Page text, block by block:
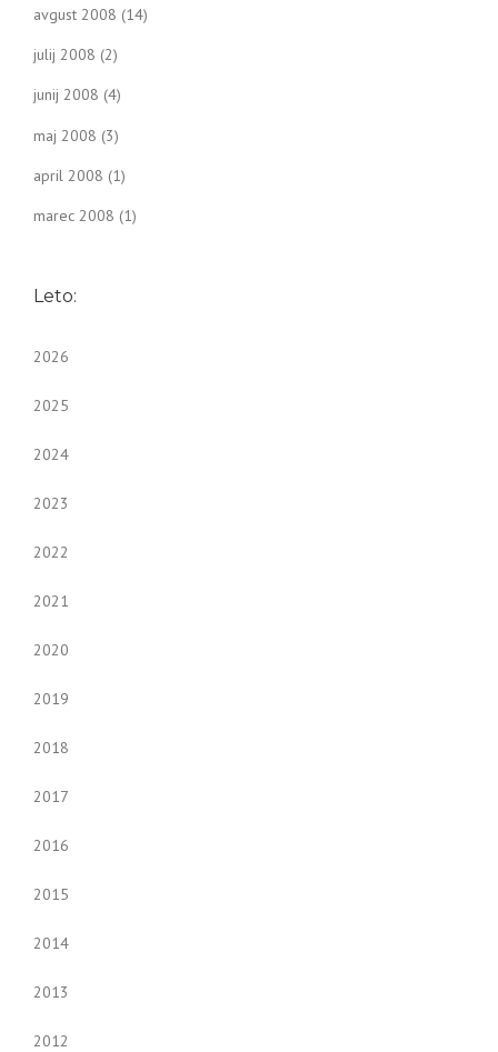
avgust 2008 (14)
julij 2008 (2)
junij 2008 (4)
maj 2008 (3)
april 2008 (1)
marec 2008 (1)
Leto:
2026
2025
2024
2023
2022
2021
2020
2019
2018
2017
2016
2015
2014
2013
2012